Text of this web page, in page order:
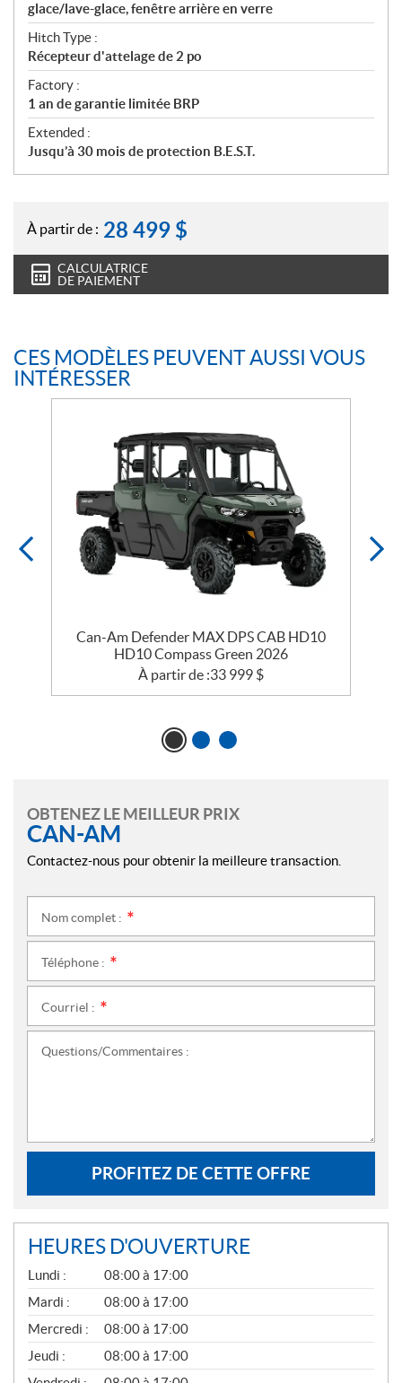
glace/lave-glace, fenêtre arrière en verre
Hitch Type :
Récepteur d'attelage de 2 po
Factory :
1 an de garantie limitée BRP
Extended :
Jusqu’à 30 mois de protection B.E.S.T.
À partir de : 28 499 $
CALCULATRICE
DE PAIEMENT
CES MODÈLES PEUVENT AUSSI VOUS
INTÉRESSER
Can-Am Defender MAX DPS CAB HD10
HD10 Compass Green 2026
À partir de :33 999 $
OBTENEZ LE MEILLEUR PRIX
CAN-AM
Contactez-nous pour obtenir la meilleure transaction.
Nom complet :
Téléphone :
Courriel :
Questions/Commentaires :
PROFITEZ DE CETTE OFFRE
HEURES D'OUVERTURE
G
É
N
É
R
A
L
Lundi :
08:00 à 17:00
Mardi :
08:00 à 17:00
Mercredi :
08:00 à 17:00
Jeudi :
08:00 à 17:00